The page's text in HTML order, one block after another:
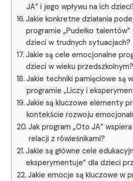
JA” i jego wpływu na ich
Jakie konkretne działania
programie „Pudełko
dzieci w trudnych sytuacjach?
Jakie są cele emocjonalne
dzieci w wieku przedszkolnym?
Jakie techniki pamięciowe są
programie „Liczy i
Jakie są kluczowe elementy
kontekście rozwoju
Jak program „Oto JA”
relacji z rówieśnikami?
Jakie są główne cele
eksperymentuje” dla dzieci
Jakie emocje są kluczowe w